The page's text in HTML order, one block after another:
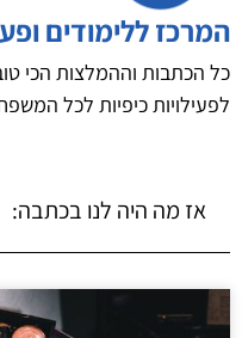
המרכז ללימודים
כל הכתבות וההמלצות הכי
לפעילויות כיפיות לכל
אז מה היה לנו בכתבה: